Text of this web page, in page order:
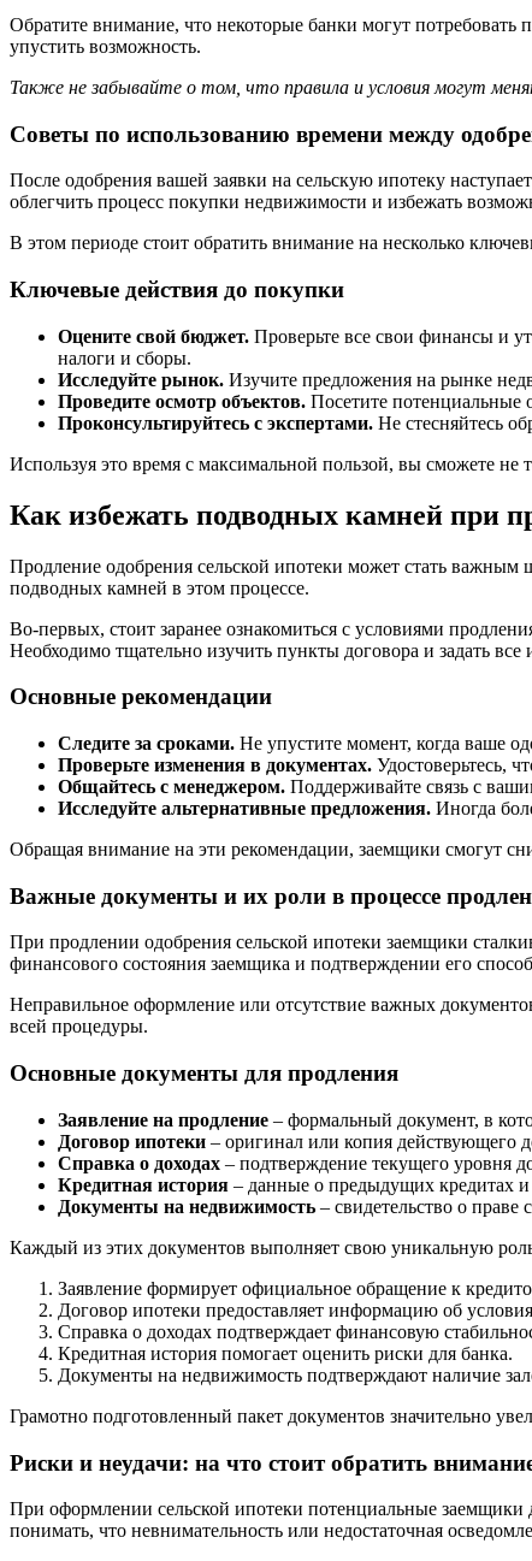
Обратите внимание, что некоторые банки могут
упустить возможность.
Также не забывайте о том, что правила и условия могут
Советы по использованию времени между
После одобрения вашей заявки на сельскую ипотеку
облегчить процесс покупки недвижимости и избежать
В этом периоде стоит обратить внимание на несколько
Ключевые действия до покупки
Оцените свой бюджет. Проверьте все свои финансы и
налоги и сборы.
Исследуйте рынок. Изучите предложения на рынке
Проведите осмотр объектов. Посетите потенциальные
Проконсультируйтесь с экспертами. Не стесняйтесь
Используя это время с максимальной пользой, вы сможете не
Как избежать подводных камней при
Продление одобрения сельской ипотеки может стать
подводных камней в этом процессе.
Во-первых, стоит заранее ознакомиться с условиями
Необходимо тщательно изучить пункты договора и задать
Основные рекомендации
Следите за сроками. Не упустите момент, когда ваше
Проверьте изменения в документах. Удостоверьтесь,
Общайтесь с менеджером. Поддерживайте связь с
Исследуйте альтернативные предложения. Иногда
Обращая внимание на эти рекомендации, заемщики смогут
Важные документы и их роли в процессе
При продлении одобрения сельской ипотеки заемщики
финансового состояния заемщика и подтверждении его
Неправильное оформление или отсутствие важных
всей процедуры.
Основные документы для продления
Заявление на продление – формальный документ, в
Договор ипотеки – оригинал или копия действующего
Справка о доходах – подтверждение текущего уровня
Кредитная история – данные о предыдущих кредитах
Документы на недвижимость – свидетельство о
Каждый из этих документов выполняет свою уникальную
Заявление формирует официальное обращение к
Договор ипотеки предоставляет информацию об
Справка о доходах подтверждает финансовую
Кредитная история помогает оценить риски для банка.
Документы на недвижимость подтверждают наличие
Грамотно подготовленный пакет документов значительно
Риски и неудачи: на что стоит обратить
При оформлении сельской ипотеки потенциальные
понимать, что невнимательность или недостаточная